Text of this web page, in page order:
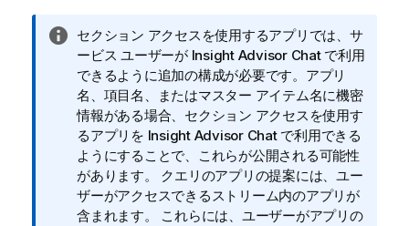
情
報
メ
モ
セクション アクセスを使用するアプリでは、サ
ービス ユーザーが Insight Advisor Chatで利用
できるように追加の構成が必要です。アプリ
名、項目名、またはマスター アイテム名に機密
情報がある場合、セクション アクセスを使用す
るアプリを Insight Advisor Chatで利用できる
ようにすることで、これらが公開される可能性
があります。
クエリのアプリの提案には、ユー
ザーがアクセスできるストリーム内のアプリが
含まれます。 これらには、ユーザーがアプリの